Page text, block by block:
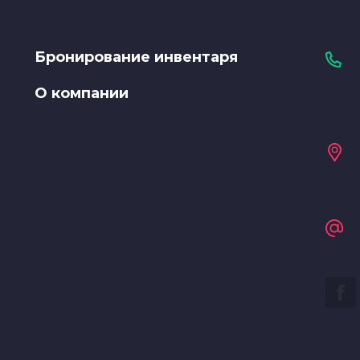
Бронирование инвентаря
О компании